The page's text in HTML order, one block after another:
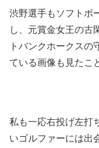
渋野選手もソフトボ
し、元賞金女王の古
トバンクホークス
ている画像も見たこ
私も一応右投げ左打
いゴルファーには出